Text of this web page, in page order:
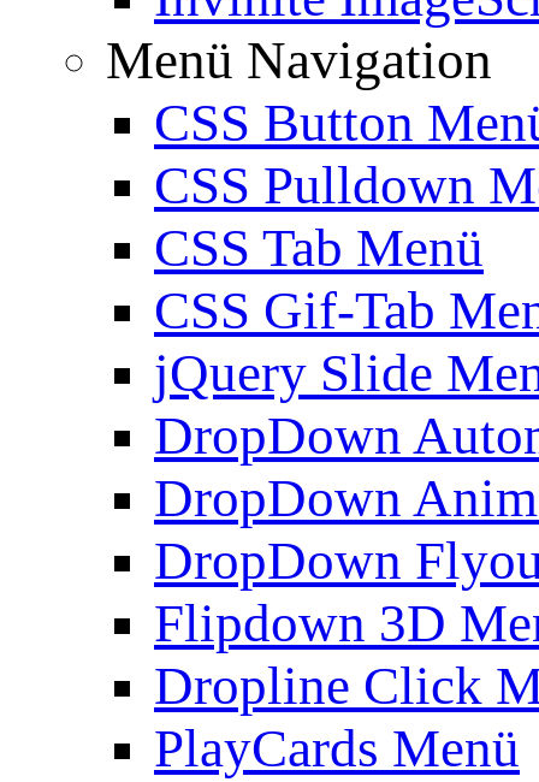
Menü Navigation
CSS Button
CSS Pulldown
CSS Tab Menü
CSS Gif-Tab
jQuery Slide
DropDown
DropDown
DropDown
Flipdown 3D
Dropline Click
PlayCards Menü